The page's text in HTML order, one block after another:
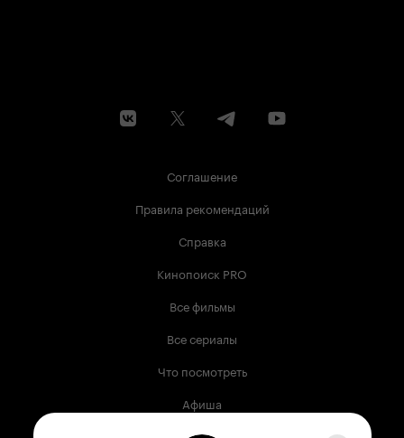
Соглашение
Правила рекомендаций
Справка
Кинопоиск PRO
Все фильмы
Все сериалы
Что посмотреть
Афиша